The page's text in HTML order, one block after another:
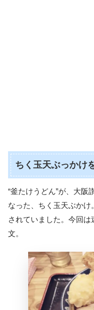
ちく玉天ぶっかけ
“釜たけうどん”が、大阪
なった、ちく玉天ぶか
されていました。今回
文。